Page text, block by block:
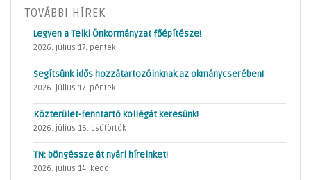
TOVÁBBI HÍREK
Legyen a Telki Önkormányzat főépítésze!
2026. július 17. péntek
Segítsünk idős hozzátartozóinknak az okmánycserében!
2026. július 17. péntek
Közterület-fenntartó kollégát keresünk!
2026. július 16. csütörtök
TN: böngéssze át nyári híreinket!
2026. július 14. kedd